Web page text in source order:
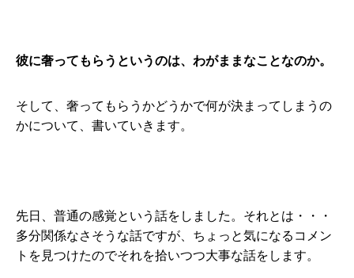
彼に奢ってもらうというのは、わがままなことなのか。
そして、奢ってもらうかどうかで何が決まってしまうの
かについて、書いていきます。
先日、普通の感覚という話をしました。それとは・・・
多分関係なさそうな話ですが、ちょっと気になるコメン
トを見つけたのでそれを拾いつつ大事な話をします。